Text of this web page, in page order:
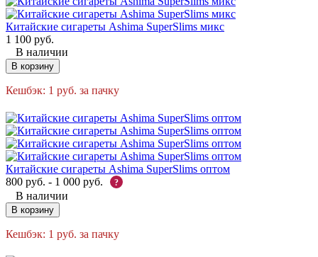
Китайские сигареты Ashima SuperSlims микс
1 100 руб.
В наличии
В корзину
Кешбэк: 1 руб. за пачку
Китайские сигареты Ashima SuperSlims оптом
800 руб. - 1 000 руб. ?
В наличии
В корзину
Кешбэк: 1 руб. за пачку